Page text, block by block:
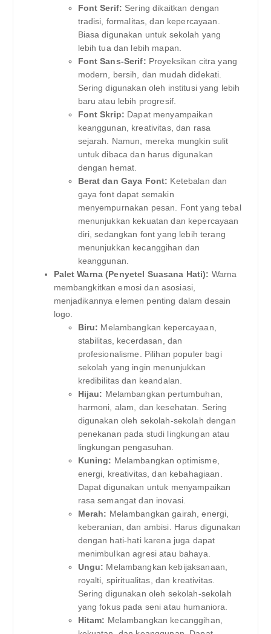
Font Serif: Sering dikaitkan dengan
tradisi, formalitas, dan kepercayaan.
Biasa digunakan untuk sekolah yang
lebih tua dan lebih mapan.
Font Sans-Serif: Proyeksikan citra yang
modern, bersih, dan mudah didekati.
Sering digunakan oleh institusi yang lebih
baru atau lebih progresif.
Font Skrip: Dapat menyampaikan
keanggunan, kreativitas, dan rasa
sejarah. Namun, mereka mungkin sulit
untuk dibaca dan harus digunakan
dengan hemat.
Berat dan Gaya Font: Ketebalan dan
gaya font dapat semakin
menyempurnakan pesan. Font yang tebal
menunjukkan kekuatan dan kepercayaan
diri, sedangkan font yang lebih terang
menunjukkan kecanggihan dan
keanggunan.
Palet Warna (Penyetel Suasana Hati): Warna
membangkitkan emosi dan asosiasi,
menjadikannya elemen penting dalam desain
logo.
Biru: Melambangkan kepercayaan,
stabilitas, kecerdasan, dan
profesionalisme. Pilihan populer bagi
sekolah yang ingin menunjukkan
kredibilitas dan keandalan.
Hijau: Melambangkan pertumbuhan,
harmoni, alam, dan kesehatan. Sering
digunakan oleh sekolah-sekolah dengan
penekanan pada studi lingkungan atau
lingkungan pengasuhan.
Kuning: Melambangkan optimisme,
energi, kreativitas, dan kebahagiaan.
Dapat digunakan untuk menyampaikan
rasa semangat dan inovasi.
Merah: Melambangkan gairah, energi,
keberanian, dan ambisi. Harus digunakan
dengan hati-hati karena juga dapat
menimbulkan agresi atau bahaya.
Ungu: Melambangkan kebijaksanaan,
royalti, spiritualitas, dan kreativitas.
Sering digunakan oleh sekolah-sekolah
yang fokus pada seni atau humaniora.
Hitam: Melambangkan kecanggihan,